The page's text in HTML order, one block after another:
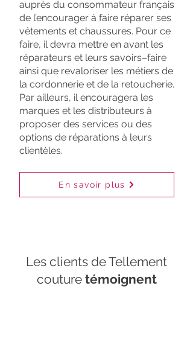
auprès du consommateur français
de l’encourager à faire réparer ses
vêtements et chaussures. Pour ce
faire, il devra mettre en avant les
réparateurs et leurs savoirs–faire
ainsi que revaloriser les métiers de
la cordonnerie et de la retoucherie.
Par ailleurs, il encouragera les
marques et les distributeurs à
proposer des services ou des
options de réparations à leurs
clientèles.
En savoir plus
Les clients de Tellement
couture témoignent